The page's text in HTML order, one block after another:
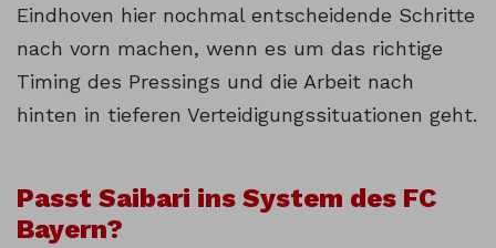
Eindhoven hier nochmal entscheidende Schritte
nach vorn machen, wenn es um das richtige
Timing des Pressings und die Arbeit nach
hinten in tieferen Verteidigungssituationen geht.
Passt Saibari ins System des FC
Bayern?